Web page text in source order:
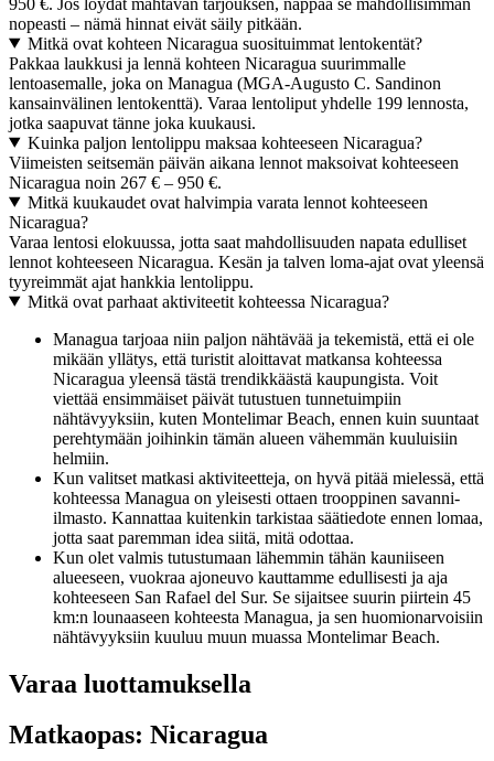
nopeasti – nämä hinnat eivät säily pitkään.
Mitkä ovat kohteen Nicaragua suosituimmat lentokentät?
Pakkaa laukkusi ja lennä kohteen Nicaragua suurimmalle
lentoasemalle, joka on Managua (MGA-Augusto C. Sandinon
kansainvälinen lentokenttä). Varaa lentoliput yhdelle 199 lennosta,
jotka saapuvat tänne joka kuukausi.
Kuinka paljon lentolippu maksaa kohteeseen Nicaragua?
Viimeisten seitsemän päivän aikana lennot maksoivat kohteeseen
Nicaragua noin 267 € – 950 €.
Mitkä kuukaudet ovat halvimpia varata lennot kohteeseen
Nicaragua?
Varaa lentosi elokuussa, jotta saat mahdollisuuden napata edulliset
lennot kohteeseen Nicaragua. Kesän ja talven loma-ajat ovat yleensä
tyyreimmät ajat hankkia lentolippu.
Mitkä ovat parhaat aktiviteetit kohteessa Nicaragua?
Managua tarjoaa niin paljon nähtävää ja tekemistä, että ei ole
mikään yllätys, että turistit aloittavat matkansa kohteessa
Nicaragua yleensä tästä trendikkäästä kaupungista. Voit
viettää ensimmäiset päivät tutustuen tunnetuimpiin
nähtävyyksiin, kuten Montelimar Beach, ennen kuin suuntaat
perehtymään joihinkin tämän alueen vähemmän kuuluisiin
helmiin.
Kun valitset matkasi aktiviteetteja, on hyvä pitää mielessä, että
kohteessa Managua on yleisesti ottaen trooppinen savanni-
ilmasto. Kannattaa kuitenkin tarkistaa säätiedote ennen lomaa,
jotta saat paremman idea siitä, mitä odottaa.
Kun olet valmis tutustumaan lähemmin tähän kauniiseen
alueeseen, vuokraa ajoneuvo kauttamme edullisesti ja aja
kohteeseen San Rafael del Sur. Se sijaitsee suurin piirtein 45
km:n lounaaseen kohteesta Managua, ja sen huomionarvoisiin
nähtävyyksiin kuuluu muun muassa Montelimar Beach.
Varaa luottamuksella
Matkaopas: Nicaragua